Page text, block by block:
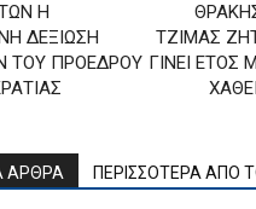
Η
ΔΕΞΙΩΣΗ
ΤΟΥ ΠΡΟΕΔΡΟΥ
ΤΖΙΜΑΣ
ΓΙΝΕΙ ΕΤΟΣ
ΑΡΘΡΑ ΠΕΡΙΣΣΟΤΕΡΑ ΑΠΟ